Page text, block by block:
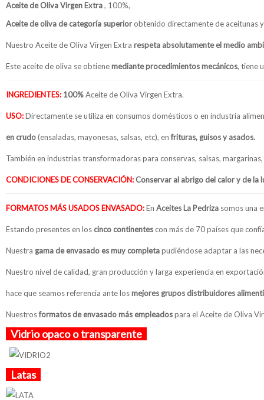
Aceite de Oliva Virgen Extra, 100%,
Aceite de oliva de categoría superiorobtenido directamente de aceitunas y
Nuestro Aceite de Oliva Virgen Extra respeta absolutamente el medio
Este aceite de oliva se obtienemediante procedimientos mecánicos, tiene
INGREDIENTES: 100%Aceite de Oliva Virgen Extra.
USO:Directamente se utiliza en consumos domésticos o en industria
en crudo(ensaladas, mayonesas, salsas, etc), en frituras, guisos y asados.
También en industrias transformadoras para conservas, salsas,
CONDICIONES DE CONSERVACIÓN:Conservar al abrigo del calor y de la
FORMATOS MÁS USADOS ENVASADO:En Aceites La Pedriza somos una
Estando presentes en los cinco continentescon más de 70 países que
Nuestra gama de envasado es muy completapudiéndose adaptar a las
Nuestro nivel de calidad, gran producción y larga experiencia en
hace que seamos referencia ante losmejores grupos distribuidores
Nuestrosformatos de envasado más empleadospara el Aceite de Oliva
Vidrio opaco o transparente
Latas